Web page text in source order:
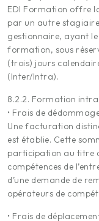
EDI Formation offre
par un autre
gestionnaire, ayant le
formation, sous
(trois) jours
(Inter/Intra).
8.2.2. Formation
• Frais de
Une facturation
est établie. Cette
participation au titre
compétences de
d’une demande de
opérateurs de
• Frais de